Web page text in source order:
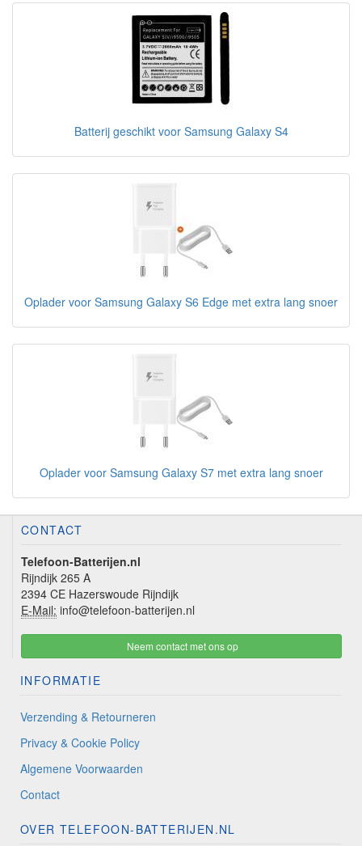
Batterij geschikt voor Samsung Galaxy S4
Oplader voor Samsung Galaxy S6 Edge met extra lang snoer
Oplader voor Samsung Galaxy S7 met extra lang snoer
CONTACT
Telefoon-Batterijen.nl
Rijndijk 265 A
2394 CE Hazerswoude Rijndijk
E-Mail: info@telefoon-batterijen.nl
Neem contact met ons op
INFORMATIE
Verzending & Retourneren
Privacy & Cookie Policy
Algemene Voorwaarden
Contact
OVER TELEFOON-BATTERIJEN.NL